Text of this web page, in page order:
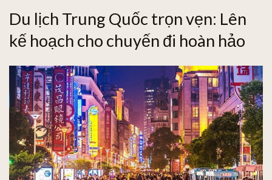
Du lịch Trung Quốc trọn vẹn: Lên
kế hoạch cho chuyến đi hoàn hảo